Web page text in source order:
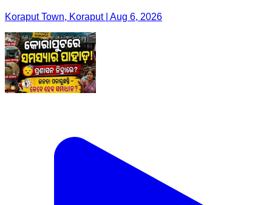
Koraput Town, Koraput | Aug 6, 2026